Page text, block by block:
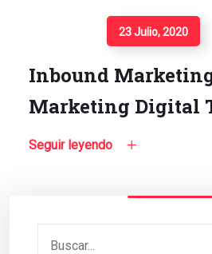
23 Julio, 2020
Inbound
Marketing Digital
Seguir leyendo